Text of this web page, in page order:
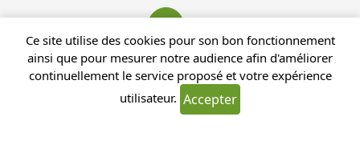
Recherches fréquentes
Ce site utilise des cookies pour son bon fonctionnement
ainsi que pour mesurer notre audience afin d'améliorer
continuellement le service proposé et votre expérience
utilisateur. Accepter